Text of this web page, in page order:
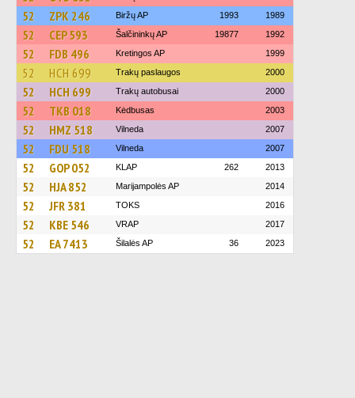
52 ZPK 246 Biržų AP 1993 1989
52 CEP 593 Šalčininkų AP 19877 1992
52 FDB 496 Kretingos AP 1999
52 HCH 699 Trakų paslaugos 2000
52 HCH 699 Trakų autobusai 2000
52 TKB 018 Kėdbusas 2003
52 HMZ 518 Vilneda 2007
52 FDU 518 Vilneda 2007
52 GOP 052 KLAP 262 2013
52 HJA 852 Marijampolės AP 2014
52 JFR 381 TOKS 2016
52 KBE 546 VRAP 2017
52 EA 7413 Šilalės AP 36 2023